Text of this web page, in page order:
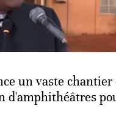
un vaste chantier
d'amphithéâtres